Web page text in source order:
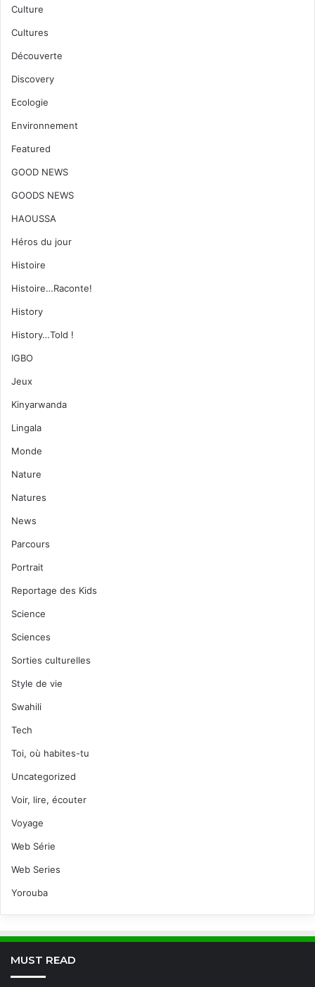
Culture
Cultures
Découverte
Discovery
Ecologie
Environnement
Featured
GOOD NEWS
GOODS NEWS
HAOUSSA
Héros du jour
Histoire
Histoire…Raconte!
History
History…Told !
IGBO
Jeux
Kinyarwanda
Lingala
Monde
Nature
Natures
News
Parcours
Portrait
Reportage des Kids
Science
Sciences
Sorties culturelles
Style de vie
Swahili
Tech
Toi, où habites-tu
Uncategorized
Voir, lire, écouter
Voyage
Web Série
Web Series
Yorouba
MUST READ